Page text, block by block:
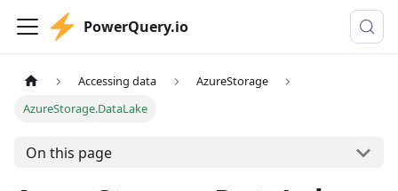
PowerQuery.io
Accessing data
AzureStorage
AzureStorage.DataLake
On this page